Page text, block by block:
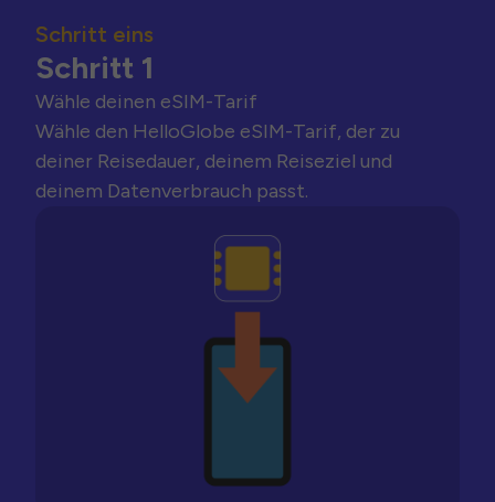
Schritt eins
Schritt 1
Wähle deinen eSIM-Tarif
Wähle den HelloGlobe eSIM-Tarif, der zu
deiner Reisedauer, deinem Reiseziel und
deinem Datenverbrauch passt.